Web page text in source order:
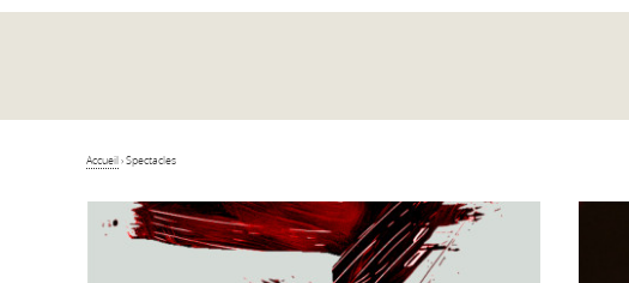
Accueil›Spectacles